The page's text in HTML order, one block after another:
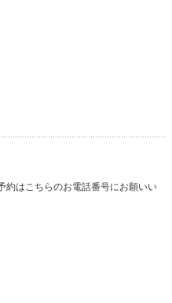
約はこちらのお電話番号にお願いい